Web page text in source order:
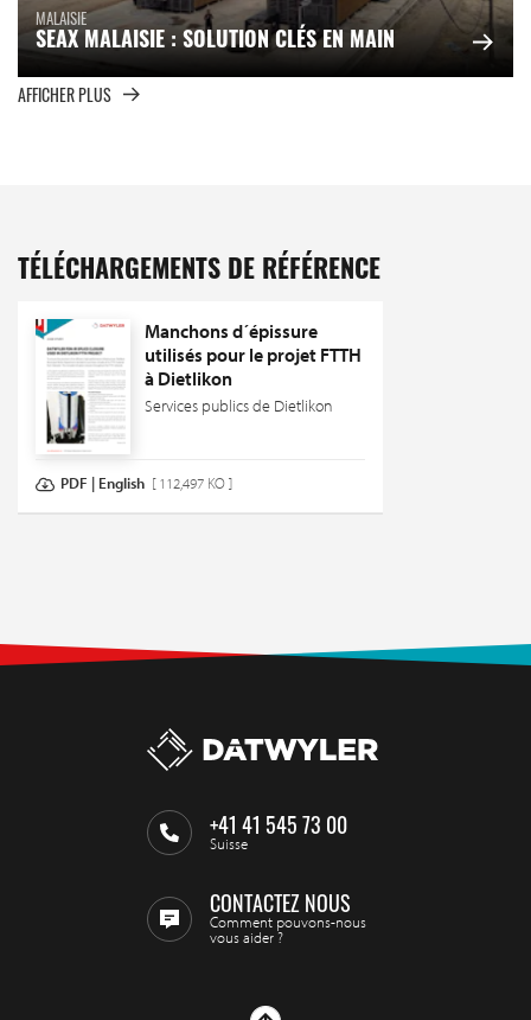
MALAISIE
SEAX MALAISIE : SOLUTION CLÉS EN MAIN
AFFICHER PLUS
TÉLÉCHARGEMENTS DE RÉFÉRENCE
Manchons d´épissure
utilisés pour le projet FTTH
à Dietlikon
Services publics de Dietlikon
PDF | English [ 112,497 KO ]
+41 41 545 73 00
Suisse
CONTACTEZ NOUS
Comment pouvons-nous
vous aider ?